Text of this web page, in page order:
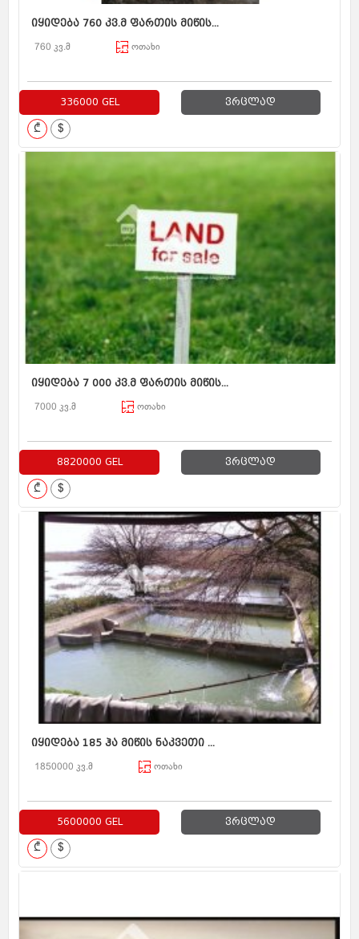
იყიდება 760 კვ.მ ფართის მიწის...
760 კვ.მ ოთახი
336000 GEL ვრცლად
₾ $
იყიდება 7 000 კვ.მ ფართის მიწის...
7000 კვ.მ ოთახი
8820000 GEL ვრცლად
₾ $
იყიდება 185 ჰა მიწის ნაკვეთი ...
1850000 კვ.მ ოთახი
5600000 GEL ვრცლად
₾ $